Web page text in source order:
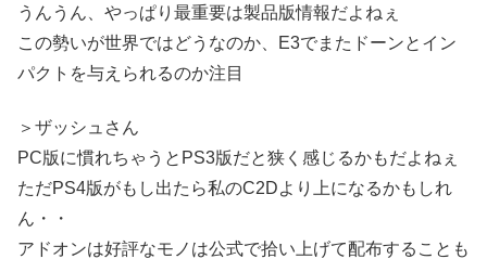
うんうん、やっぱり最重要は製品版情報だよねぇ
この勢いが世界ではどうなのか、E3でまたドーンとイン
パクトを与えられるのか注目
＞ザッシュさん
PC版に慣れちゃうとPS3版だと狭く感じるかもだよねぇ
ただPS4版がもし出たら私のC2Dより上になるかもしれ
ん・・
アドオンは好評なモノは公式で拾い上げて配布することも